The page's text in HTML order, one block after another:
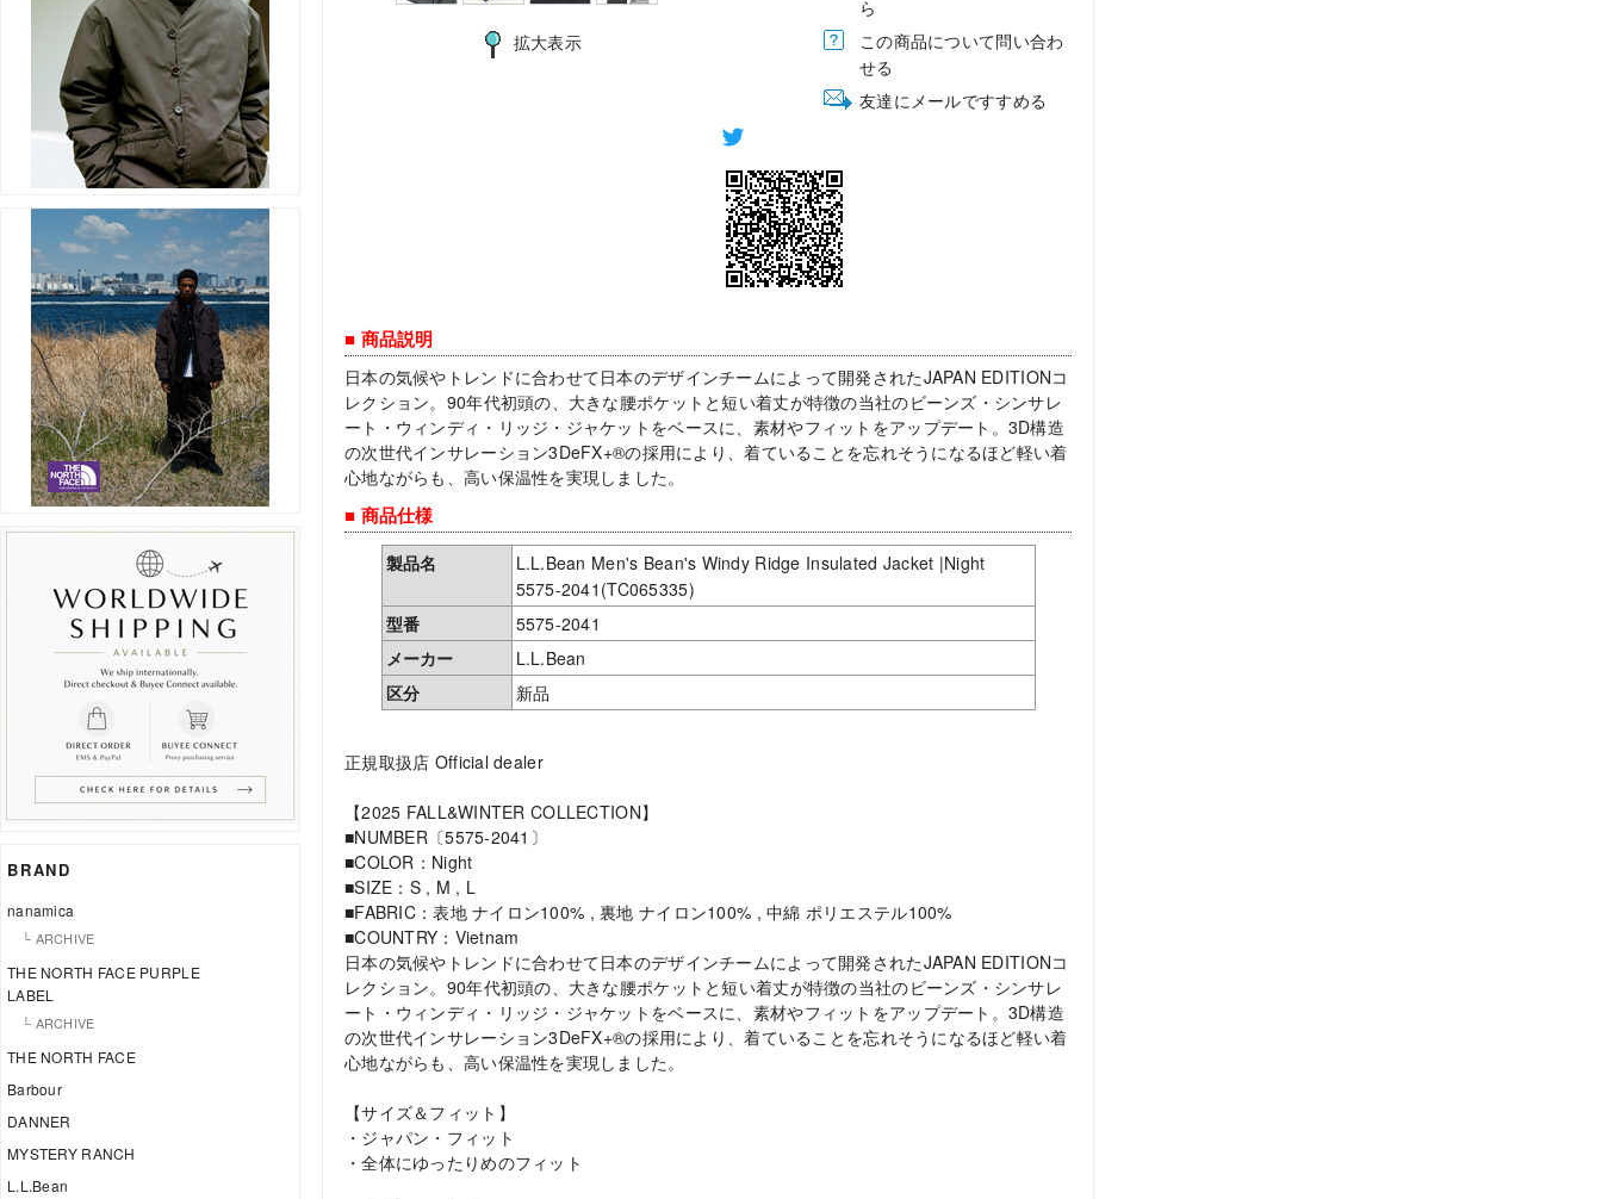
BRAND
nanamica
└ ARCHIVE
THE NORTH FACE PURPLE
LABEL
└ ARCHIVE
THE NORTH FACE
Barbour
DANNER
MYSTERY RANCH
L.L.Bean
拡大表示
ら
この商品について問い合わ
せる
友達にメールですすめる
■ 商品説明
日本の気候やトレンドに合わせて日本のデザインチームによって開発されたJAPAN EDITIONコ
レクション。90年代初頭の、大きな腰ポケットと短い着丈が特徴の当社のビーンズ・シンサレ
ート・ウィンディ・リッジ・ジャケットをベースに、素材やフィットをアップデート。3D構造
の次世代インサレーション3DeFX+®の採用により、着ていることを忘れそうになるほど軽い着
心地ながらも、高い保温性を実現しました。
■ 商品仕様
製品名
L.L.Bean Men's Bean's Windy Ridge Insulated Jacket |Night
5575-2041(TC065335)
型番
5575-2041
メーカー
L.L.Bean
区分
新品
正規取扱店 Official dealer
【2025 FALL&WINTER COLLECTION】
■NUMBER〔5575-2041〕
■COLOR：Night
■SIZE：S , M , L
■FABRIC：表地 ナイロン100% , 裏地 ナイロン100% , 中綿 ポリエステル100%
■COUNTRY：Vietnam
日本の気候やトレンドに合わせて日本のデザインチームによって開発されたJAPAN EDITIONコ
レクション。90年代初頭の、大きな腰ポケットと短い着丈が特徴の当社のビーンズ・シンサレ
ート・ウィンディ・リッジ・ジャケットをベースに、素材やフィットをアップデート。3D構造
の次世代インサレーション3DeFX+®の採用により、着ていることを忘れそうになるほど軽い着
心地ながらも、高い保温性を実現しました。
【サイズ＆フィット】
・ジャパン・フィット
・全体にゆったりめのフィット